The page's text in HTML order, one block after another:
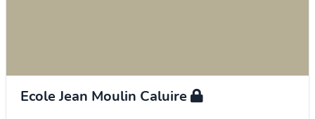
Ecole Jean Moulin Caluire